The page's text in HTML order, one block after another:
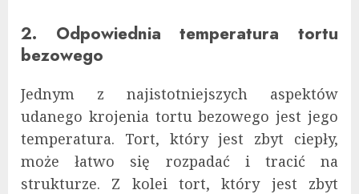
2. Odpowiednia temperatura tortu
bezowego
Jednym z najistotniejszych aspektów
udanego krojenia tortu bezowego jest jego
temperatura. Tort, który jest zbyt ciepły,
może łatwo się rozpadać i tracić na
strukturze. Z kolei tort, który jest zbyt